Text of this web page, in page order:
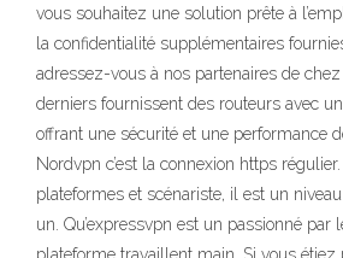
vous souhaitez une solution prête à
la confidentialité supplémentaires
adressez-vous à nos partenaires de
derniers fournissent des routeurs avec
offrant une sécurité et une performance
Nordvpn c’est la connexion https
plateformes et scénariste, il est un
un. Qu’expressvpn est un passionné par